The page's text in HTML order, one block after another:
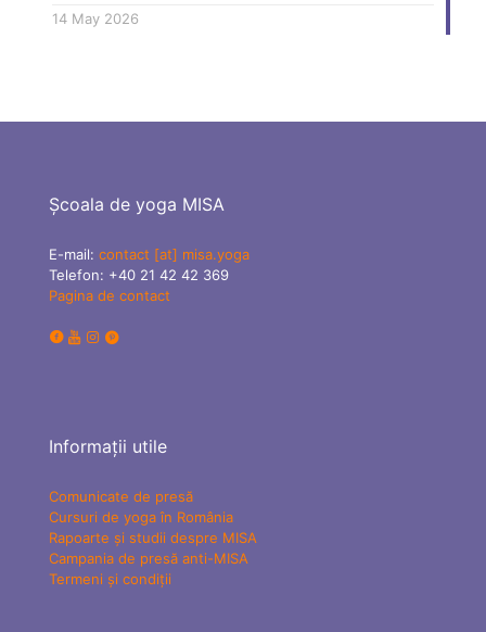
14 May 2026
Școala de yoga MISA
E-mail: contact [at] misa.yoga
Telefon: +40 21 42 42 369
Pagina de contact
Informații utile
Comunicate de presă
Cursuri de yoga în România
Rapoarte și studii despre MISA
Campania de presă anti-MISA
Termeni și condiții